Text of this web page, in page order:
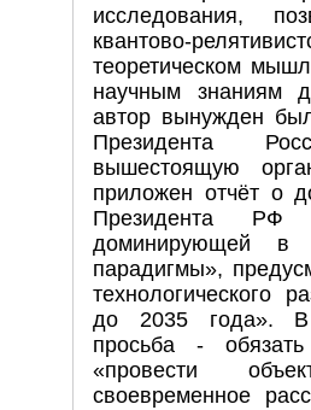
исследования,
квантово-
теоретическом
научным знаниям
автор вынужден
Президента
вышестоящую
приложен отчёт о
Президента
доминирующей в
парадигмы»,
технологического
до 2035 года». В
просьба -
«провести
своевременное